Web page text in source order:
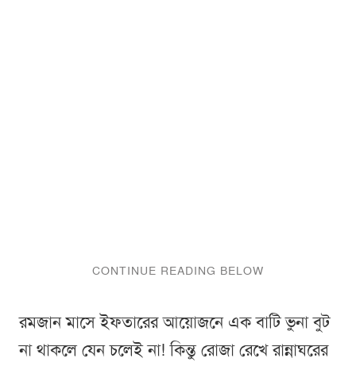
রমজান মাসে ইফতারের আয়োজনে এক বাটি ভুনা বুট
না থাকলে যেন চলেই না! কিন্তু রোজা রেখে রান্নাঘরের